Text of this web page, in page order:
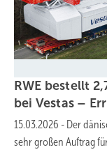
RWE bestellt
bei Vestas –
15.03.2026 - Der
sehr großen Auftrag